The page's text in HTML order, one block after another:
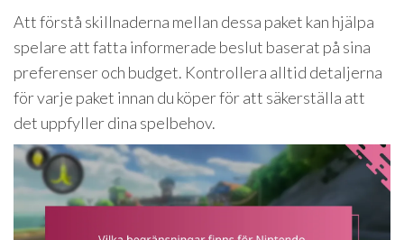
Att förstå skillnaderna mellan dessa paket kan hjälpa
spelare att fatta informerade beslut baserat på sina
preferenser och budget. Kontrollera alltid detaljerna
för varje paket innan du köper för att säkerställa att
det uppfyller dina spelbehov.